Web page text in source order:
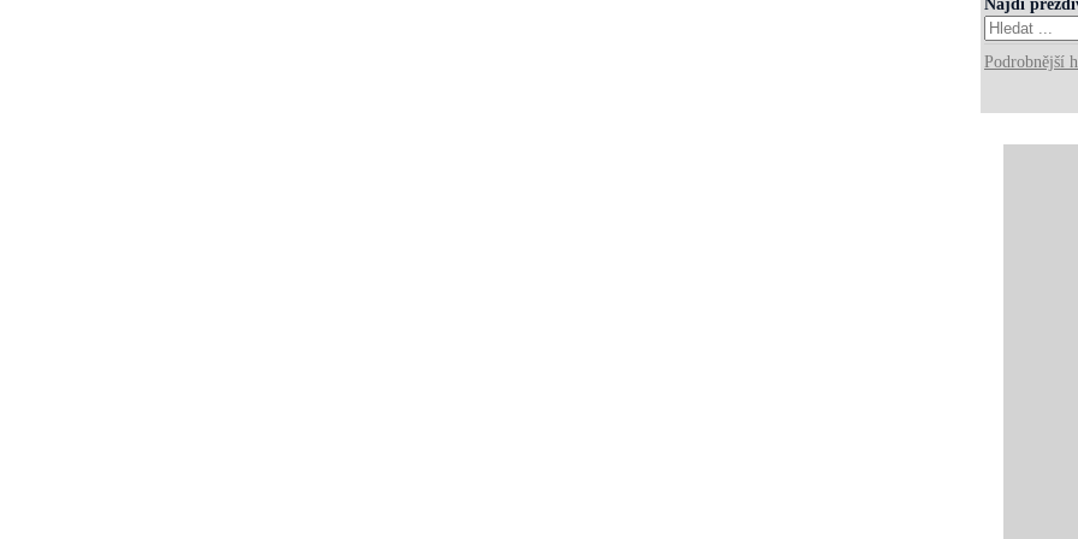
Podrobnější